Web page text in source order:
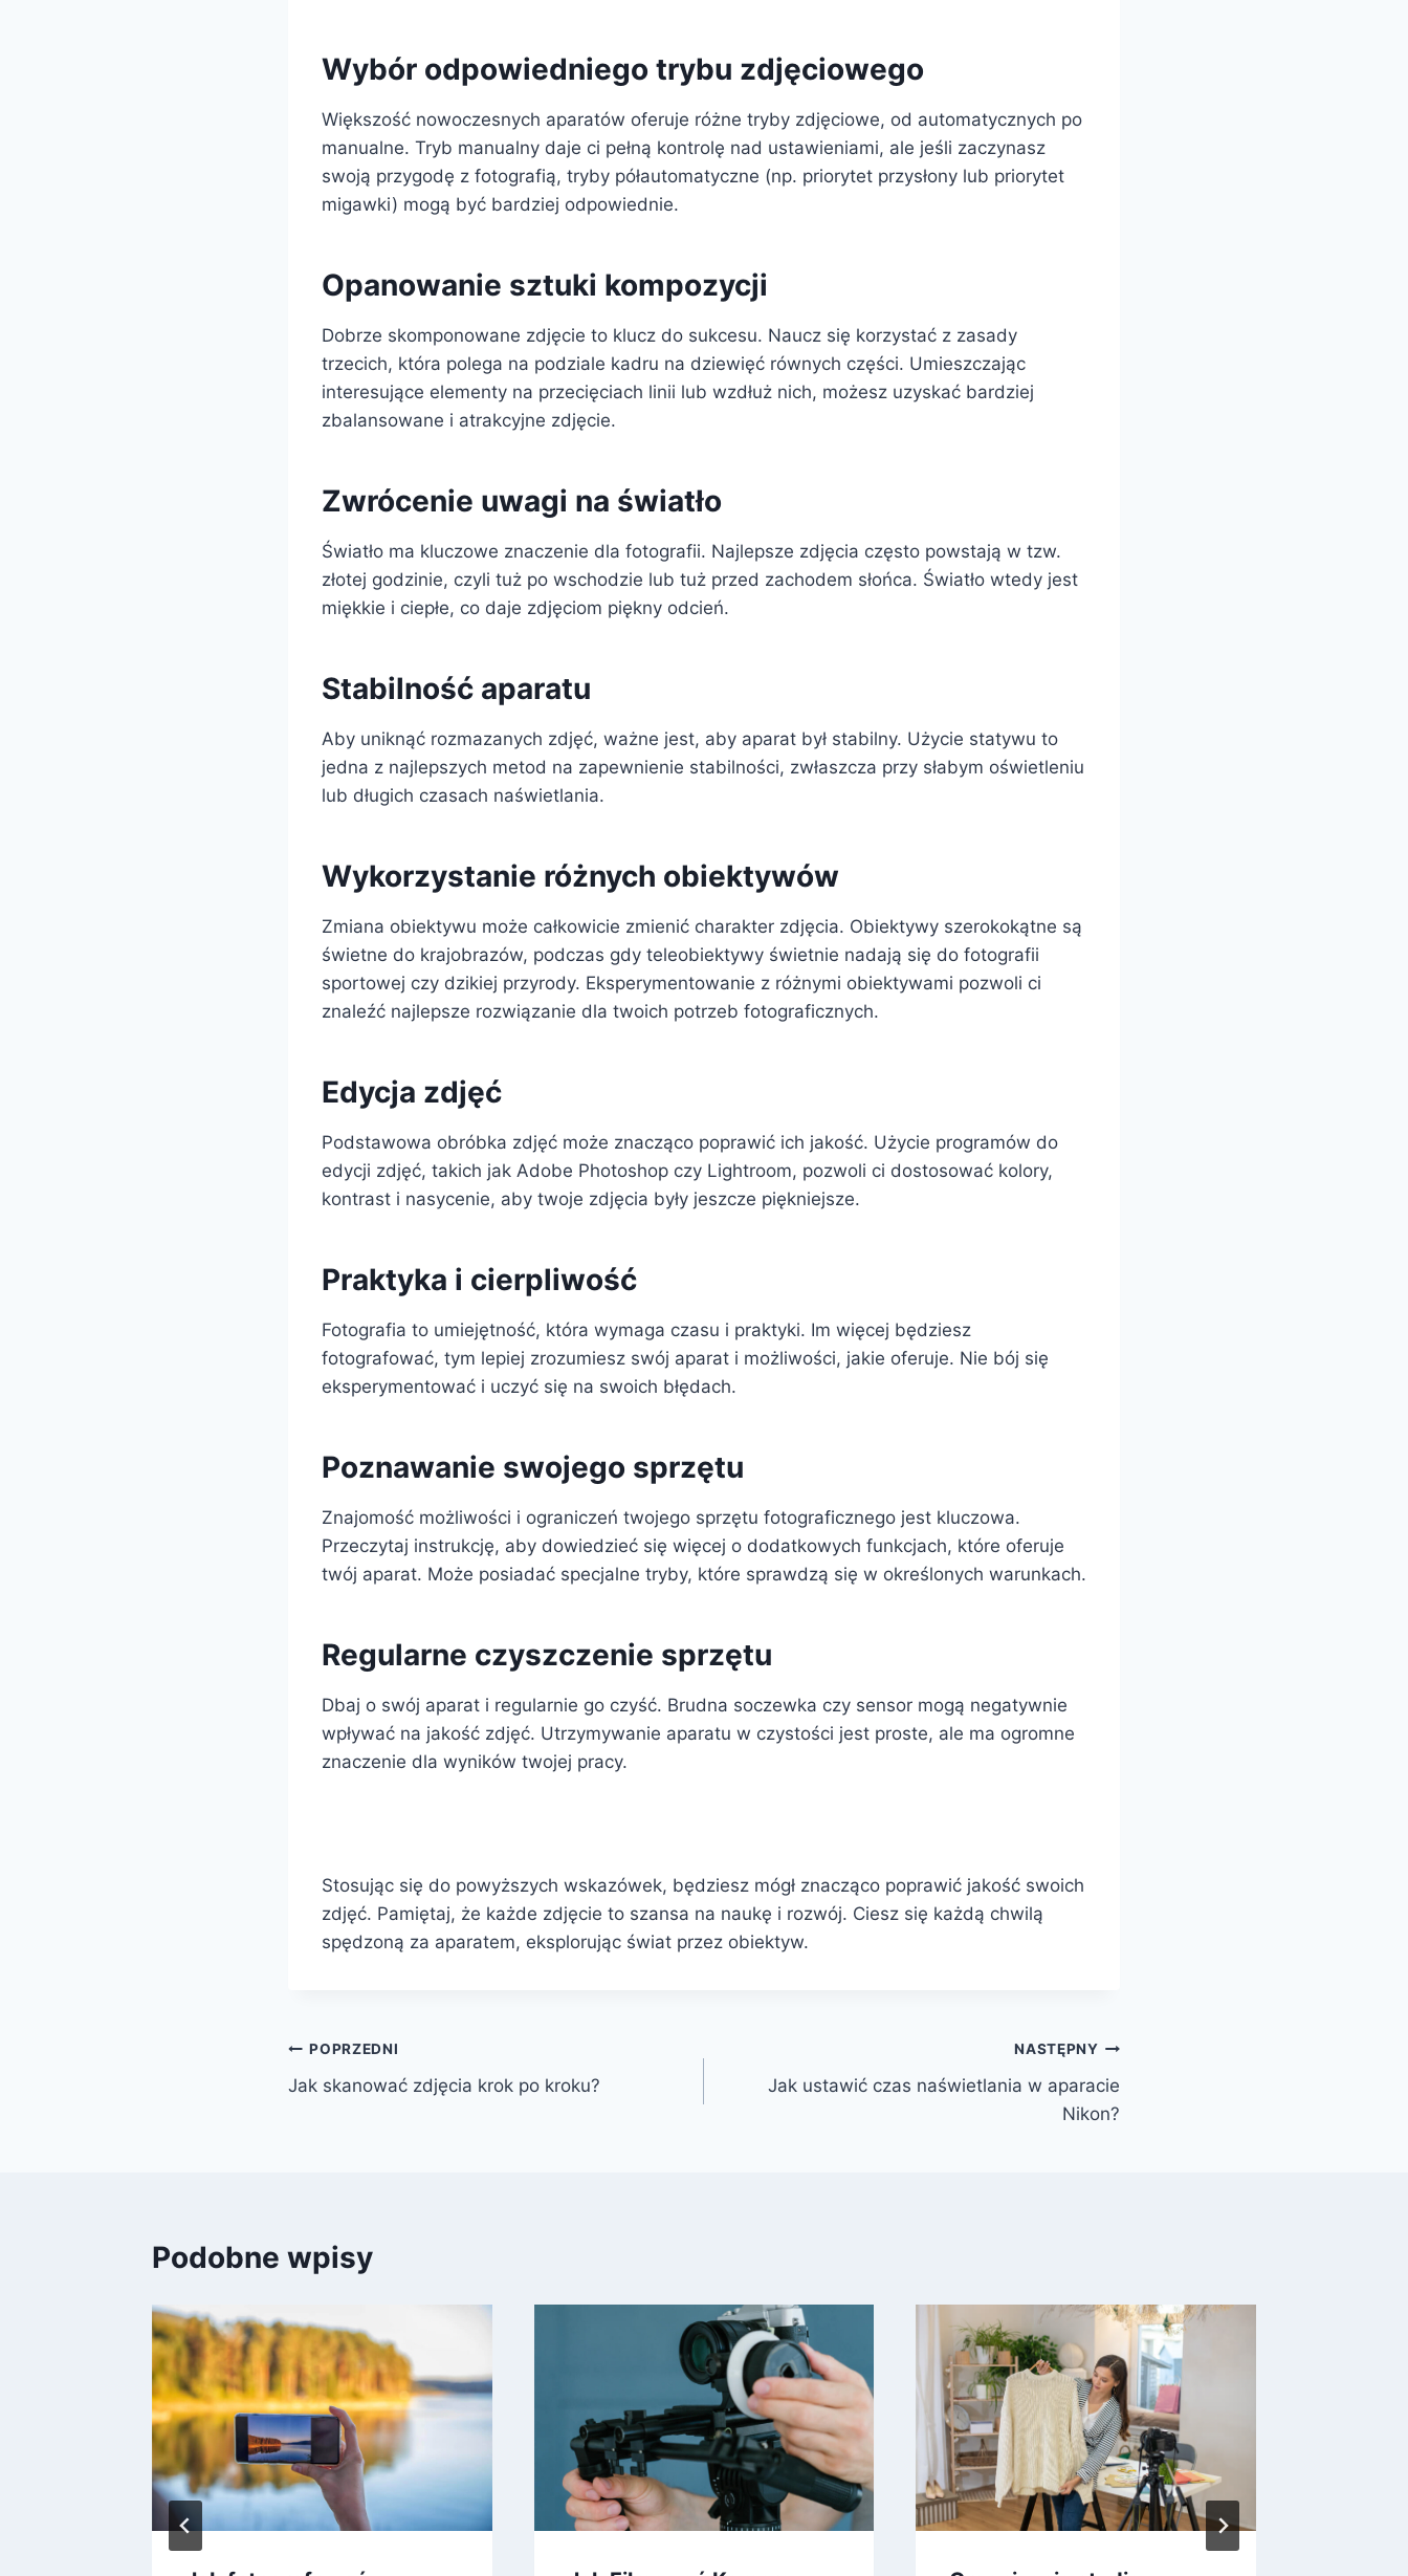
Wybór odpowiedniego trybu zdjęciowego
Większość nowoczesnych aparatów oferuje różne tryby zdjęciowe, od automatycznych po
manualne. Tryb manualny daje ci pełną kontrolę nad ustawieniami, ale jeśli zaczynasz
swoją przygodę z fotografią, tryby półautomatyczne (np. priorytet przysłony lub priorytet
migawki) mogą być bardziej odpowiednie.
Opanowanie sztuki kompozycji
Dobrze skomponowane zdjęcie to klucz do sukcesu. Naucz się korzystać z zasady
trzecich, która polega na podziale kadru na dziewięć równych części. Umieszczając
interesujące elementy na przecięciach linii lub wzdłuż nich, możesz uzyskać bardziej
zbalansowane i atrakcyjne zdjęcie.
Zwrócenie uwagi na światło
Światło ma kluczowe znaczenie dla fotografii. Najlepsze zdjęcia często powstają w tzw.
złotej godzinie, czyli tuż po wschodzie lub tuż przed zachodem słońca. Światło wtedy jest
miękkie i ciepłe, co daje zdjęciom piękny odcień.
Stabilność aparatu
Aby uniknąć rozmazanych zdjęć, ważne jest, aby aparat był stabilny. Użycie statywu to
jedna z najlepszych metod na zapewnienie stabilności, zwłaszcza przy słabym oświetleniu
lub długich czasach naświetlania.
Wykorzystanie różnych obiektywów
Zmiana obiektywu może całkowicie zmienić charakter zdjęcia. Obiektywy szerokokątne są
świetne do krajobrazów, podczas gdy teleobiektywy świetnie nadają się do fotografii
sportowej czy dzikiej przyrody. Eksperymentowanie z różnymi obiektywami pozwoli ci
znaleźć najlepsze rozwiązanie dla twoich potrzeb fotograficznych.
Edycja zdjęć
Podstawowa obróbka zdjęć może znacząco poprawić ich jakość. Użycie programów do
edycji zdjęć, takich jak Adobe Photoshop czy Lightroom, pozwoli ci dostosować kolory,
kontrast i nasycenie, aby twoje zdjęcia były jeszcze piękniejsze.
Praktyka i cierpliwość
Fotografia to umiejętność, która wymaga czasu i praktyki. Im więcej będziesz
fotografować, tym lepiej zrozumiesz swój aparat i możliwości, jakie oferuje. Nie bój się
eksperymentować i uczyć się na swoich błędach.
Poznawanie swojego sprzętu
Znajomość możliwości i ograniczeń twojego sprzętu fotograficznego jest kluczowa.
Przeczytaj instrukcję, aby dowiedzieć się więcej o dodatkowych funkcjach, które oferuje
twój aparat. Może posiadać specjalne tryby, które sprawdzą się w określonych warunkach.
Regularne czyszczenie sprzętu
Dbaj o swój aparat i regularnie go czyść. Brudna soczewka czy sensor mogą negatywnie
wpływać na jakość zdjęć. Utrzymywanie aparatu w czystości jest proste, ale ma ogromne
znaczenie dla wyników twojej pracy.
Stosując się do powyższych wskazówek, będziesz mógł znacząco poprawić jakość swoich
zdjęć. Pamiętaj, że każde zdjęcie to szansa na naukę i rozwój. Ciesz się każdą chwilą
spędzoną za aparatem, eksplorując świat przez obiektyw.
Nawigacja
wpisu
POPRZEDNI
Jak skanować zdjęcia krok po kroku?
NASTĘPNY
Jak ustawić czas naświetlania w aparacie
Nikon?
Podobne wpisy